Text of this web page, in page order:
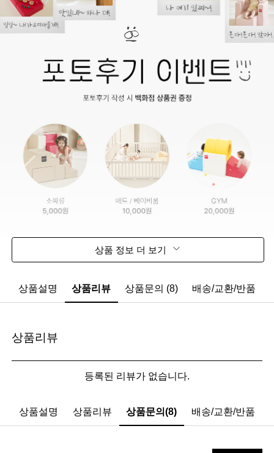
상품 정보 더 보기
상품설명 상품리뷰 상품문의 (8) 배송/교환/반품
상품리뷰
등록된 리뷰가 없습니다.
상품설명 상품리뷰 상품문의(8) 배송/교환/반품